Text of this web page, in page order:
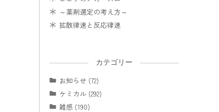
～薬剤選定の考え方～
拡散律速と反応律速
カテゴリー
お知らせ (72)
ケミカル (292)
雑感 (190)